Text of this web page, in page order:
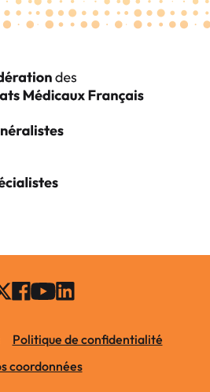
Politique de confidentialité
coordonnées